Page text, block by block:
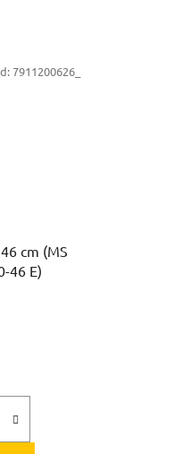
cm (MS
46 E)
7911200626_